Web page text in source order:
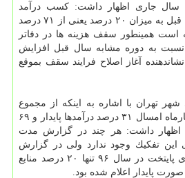
سال جاری اظهار داشت: كسب درآمد
نسبت به مدت مشابه سال قبل به میزان ۲۰ درصد یعنی از ۷۱ درصد
است همینطور سقف هزینه ها در دفاتر
۷۴ درصد نسبت به دوره مشابه سال قبل افزایش
آغاز اصلاح فرایند سقف بموقع
تهران با اشاره به اینكه از مجموع
درآمدهای كسر شده در چهارماه امسال ۳۱ درصد درآمدها پایدار و ۶۹
اظهار داشت: هر چند در گزارش مدت
تفكیك وجود ندارد ولی در گزارش
تغییرو تحول مدیریت شهری پایتخت در سال ۹۶ تنها ۲۰ درصد منابع
پایدار اعلام شده بود.